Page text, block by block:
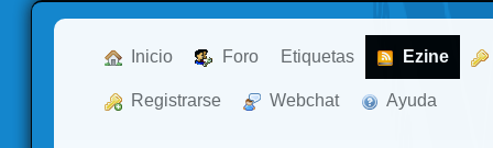
Inicio Foro Etiquetas Ezine
Registrarse Webchat Ayuda